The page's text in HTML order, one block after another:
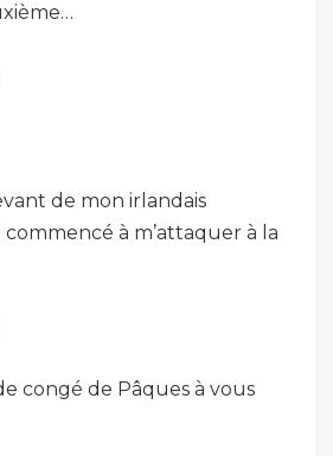
de mon irlandais
commencé à m’attaquer à la
congé de Pâques à vous